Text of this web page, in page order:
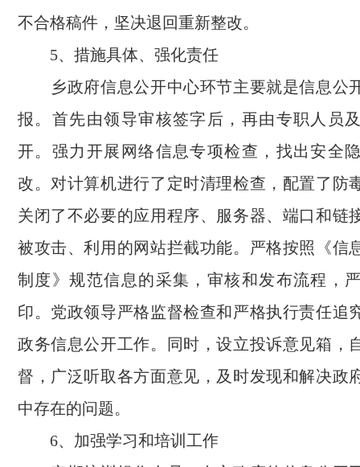
不合格稿件，坚决退回重新整改。
5、措施具体、强化责任
乡政府信息公开中心环节主要就是信息公
报。首先由领导审核签字后，再由专职人员
开。强力开展网络信息专项检查，找出安全
改。对计算机进行了定时清理检查，配置了防
关闭了不必要的应用程序、服务器、端口和链
被攻击、利用的网站拦截功能。严格按照《信
制度》规范信息的采集，审核和发布流程，
印。党政领导严格监督检查和严格执行责任追
政务信息公开工作。同时，设立投诉意见箱，
督，广泛听取各方面意见，及时发现和解决政
中存在的问题。
6、加强学习和培训工作